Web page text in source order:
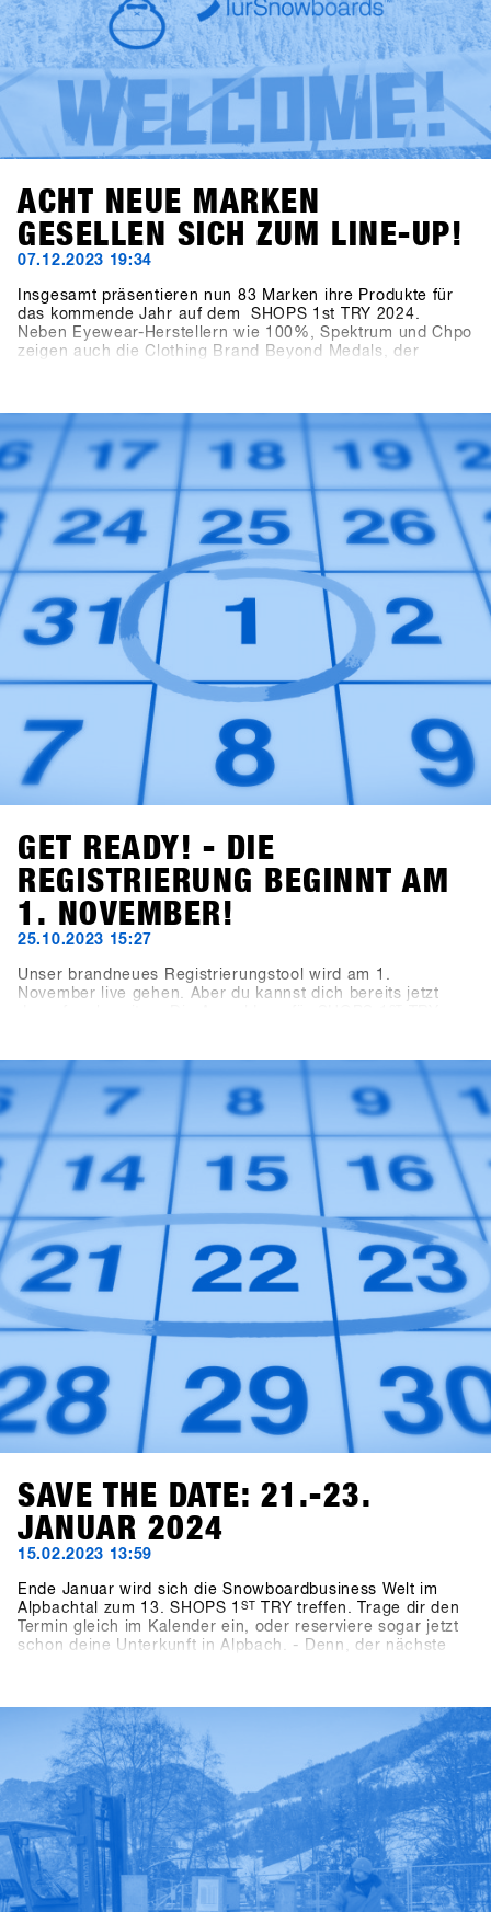
ACHT NEUE MARKEN
GESELLEN SICH ZUM LINE-UP!
07.12.2023 19:34
Insgesamt präsentieren nun 83 Marken ihre Produkte für
das kommende Jahr auf dem SHOPS 1st TRY 2024.
Neben Eyewear-Herstellern wie 100%, Spektrum und Chpo
zeigen auch die Clothing Brand Beyond Medals, der
Neuigkeit über den Zuwachs im Bereich Snowboard
Hardware: Tur Snowboards aus Schweden ist mit
dabei.Melde dich auf SHOPS 1st BASE an, um mehr über
diese neuen Marken zu erfahren!
GET READY! - DIE
REGISTRIERUNG BEGINNT AM
1. NOVEMBER!
25.10.2023 15:27
Unser brandneues Registrierungstool wird am 1.
November live gehen. Aber du kannst dich bereits jetzt
Falls du noch keinen Account auf der BASE für deinen
Shop hast, wird es höchste Zeit. Du kannst bereits jetzt
kostenlos deinen Shop-Account erstellen. Ab dem 1.
November kannst du dich dann bequem einloggen, ein
paar Klicks tätigen, und schon bist du für das SHOPS 1ST
TRY 2024 registriert.Mit 76 teilnehmenden Marken freuen
wir uns auf dein Kommen!
SAVE THE DATE: 21.-23.
JANUAR 2024
15.02.2023 13:59
Ende Januar wird sich die Snowboardbusiness Welt im
Alpbachtal zum 13. SHOPS 1ST
TRY treffen. Trage dir den
Termin gleich im Kalender ein, oder reserviere sogar jetzt
schon deine Unterkunft in Alpbach. - Denn, der nächste
auf euch in 2024 - Bis nächstes Jahr im Alpbachtal!